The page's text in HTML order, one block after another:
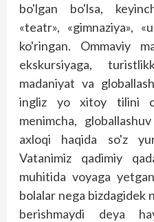
bo'lgan bo'lsa,
«teatr», «gimnaziya»,
ko'ringan. Ommaviy
ekskursiyaga,
madaniyat va
ingliz yo xitoy tilini
menimcha,
axloqi haqi­da so'z
Vatanimiz qadimiy
muhitida voyaga
bolalar nega bizdagidek
berishmaydi deya